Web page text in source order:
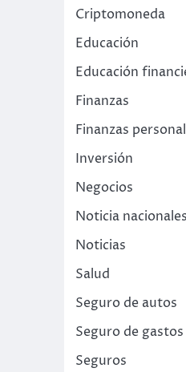
Criptomoneda
Educación
Educación
Finanzas
Finanzas
Inversión
Negocios
Noticia nacionales
Noticias
Salud
Seguro de autos
Seguro de
Seguros